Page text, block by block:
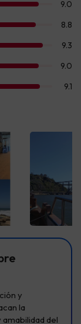
y
la
del